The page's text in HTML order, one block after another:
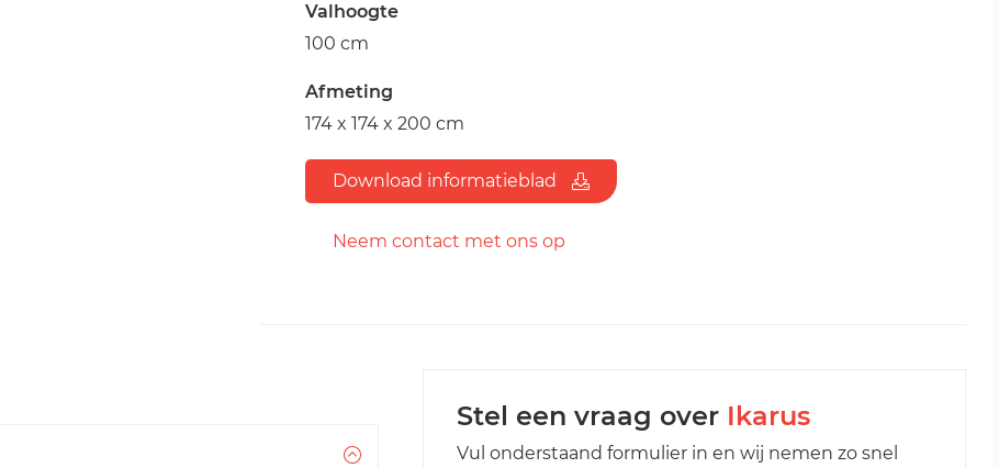
Valhoogte
100 cm
Afmeting
174 x 174 x 200 cm
Download informatieblad
Neem contact met ons op
Stel een vraag over Ikarus
Vul onderstaand formulier in en wij nemen zo snel